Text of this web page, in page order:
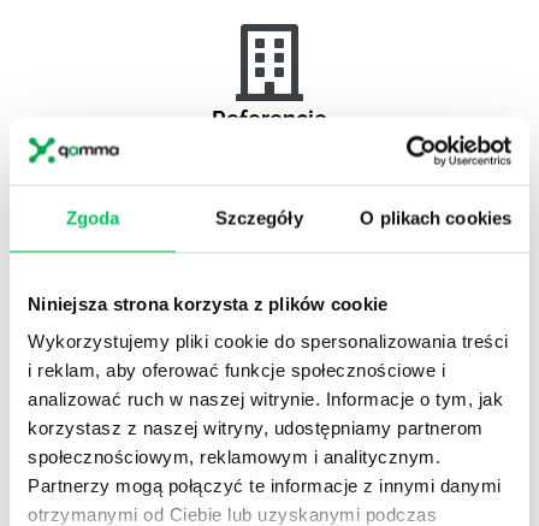
Zgoda Szczegóły O plikach cookies
Niniejsza strona korzysta z plików cookie
Wykorzystujemy pliki cookie do spersonalizowania treści
i reklam, aby oferować funkcje społecznościowe i
analizować ruch w naszej witrynie. Informacje o tym, jak
korzystasz z naszej witryny, udostępniamy partnerom
społecznościowym, reklamowym i analitycznym.
Partnerzy mogą połączyć te informacje z innymi danymi
otrzymanymi od Ciebie lub uzyskanymi podczas
Referencje
Referencje
Pełna lista referencyjna